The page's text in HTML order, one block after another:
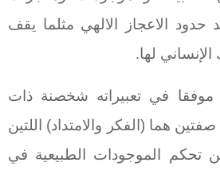
حدود الاعجاز الالهي مثلما يقف
الإنساني لها.
موفقا في تعبيراته شخصنة ذات
هما (الفكر والامتداد) اللتين
تحكم الموجودات الطبيعية في